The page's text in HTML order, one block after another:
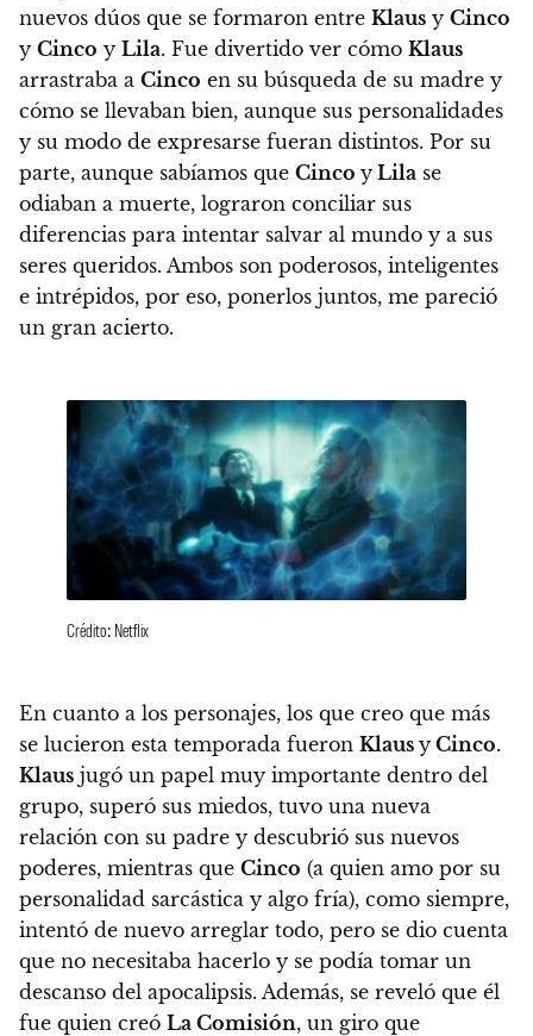
nuevos dúos que se formaron entre Klaus y Cinco
y Cinco y Lila. Fue divertido ver cómo Klaus
arrastraba a Cinco en su búsqueda de su madre y
cómo se llevaban bien, aunque sus personalidades
y su modo de expresarse fueran distintos. Por su
parte, aunque sabíamos que Cinco y Lila se
odiaban a muerte, lograron conciliar sus
diferencias para intentar salvar al mundo y a sus
seres queridos. Ambos son poderosos, inteligentes
e intrépidos, por eso, ponerlos juntos, me pareció
un gran acierto.
Crédito: Netflix
En cuanto a los personajes, los que creo que más
se lucieron esta temporada fueron Klaus y Cinco.
Klaus jugó un papel muy importante dentro del
grupo, superó sus miedos, tuvo una nueva
relación con su padre y descubrió sus nuevos
poderes, mientras que Cinco (a quien amo por su
personalidad sarcástica y algo fría), como siempre,
intentó de nuevo arreglar todo, pero se dio cuenta
que no necesitaba hacerlo y se podía tomar un
descanso del apocalipsis. Además, se reveló que él
fue quien creó La Comisión, un giro que